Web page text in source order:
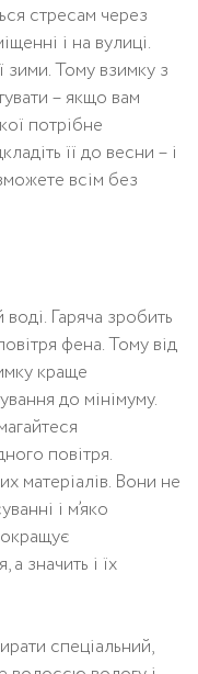
стресам через
і на вулиці.
Тому взимку з
– якщо вам
потрібне
її до весни – і
всім без
Гаряча зробить
фена. Тому від
краще
до мінімуму.
повітря.
матеріалів. Вони не
і м’яко
значить і їх
спеціальний,